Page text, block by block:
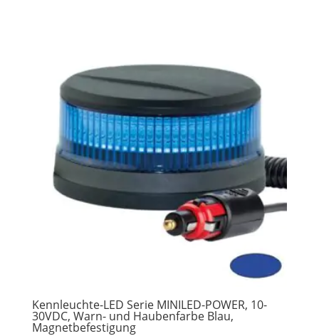
Kennleuchte-LED Serie MINILED-POWER, 10-
30VDC, Warn- und Haubenfarbe Blau,
Magnetbefestigung